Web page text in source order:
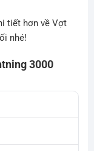
tiết hơn về Vợt
nhé!
3000